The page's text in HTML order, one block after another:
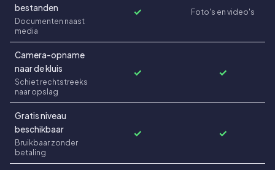
bestanden
Documenten naast
media
✓ Foto's en video's
Camera-opname
naar de kluis
Schiet rechtstreeks
naar opslag
✓ ✓
Gratis niveau
beschikbaar
Bruikbaar zonder
betaling
✓ ✓